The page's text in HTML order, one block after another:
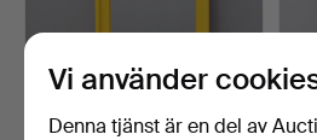
Vi använder
Denna tjänst är en del av